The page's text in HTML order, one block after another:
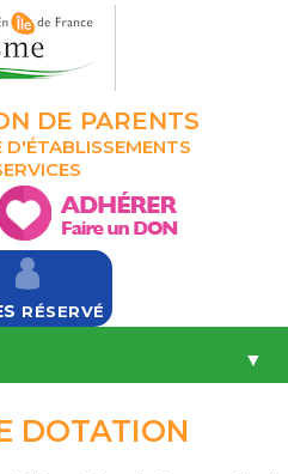
DE PARENTS
D'ÉTABLISSEMENTS
RÉSERVÉ
▼
DOTATION